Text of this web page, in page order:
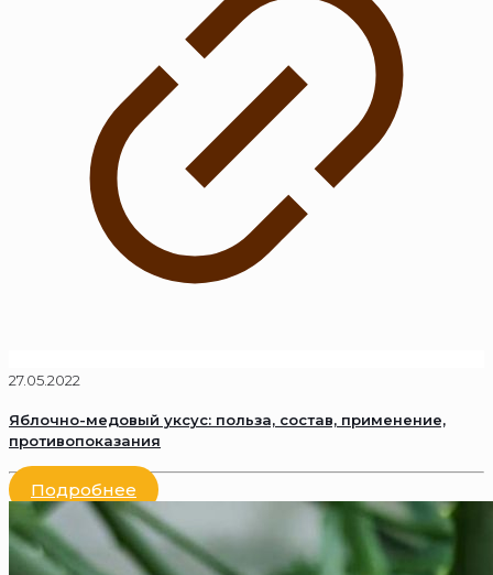
27.05.2022
Яблочно-медовый уксус: польза, состав, применение,
противопоказания
Подробнее